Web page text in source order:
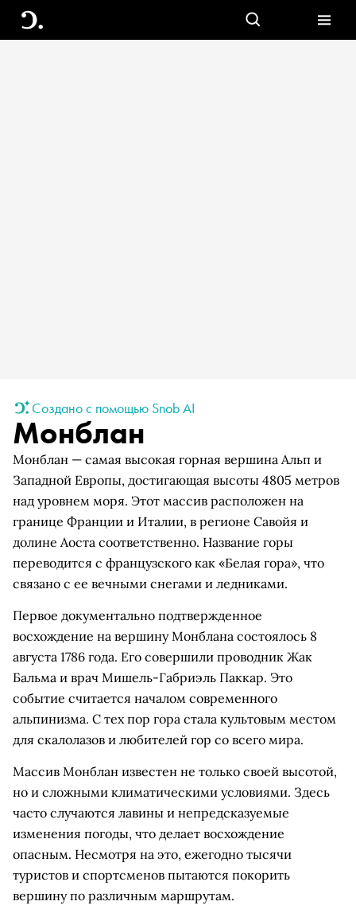
Создано с помощью Snob AI
Монблан
Монблан — самая высокая горная вершина Альп и
Западной Европы, достигающая высоты 4805 метров
над уровнем моря. Этот массив расположен на
границе Франции и Италии, в регионе Савойя и
долине Аоста соответственно. Название горы
переводится с французского как «Белая гора», что
связано с ее вечными снегами и ледниками.
Первое документально подтвержденное
восхождение на вершину Монблана состоялось 8
августа 1786 года. Его совершили проводник Жак
Бальма и врач Мишель-Габриэль Паккар. Это
событие считается началом современного
альпинизма. С тех пор гора стала культовым местом
для скалолазов и любителей гор со всего мира.
Массив Монблан известен не только своей высотой,
но и сложными климатическими условиями. Здесь
часто случаются лавины и непредсказуемые
изменения погоды, что делает восхождение
опасным. Несмотря на это, ежегодно тысячи
туристов и спортсменов пытаются покорить
вершину по различным маршрутам.